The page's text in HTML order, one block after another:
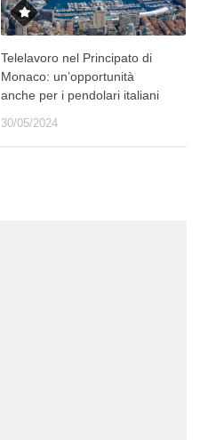
Telelavoro nel Principato di
Monaco: un’opportunità
anche per i pendolari italiani
30/05/2024